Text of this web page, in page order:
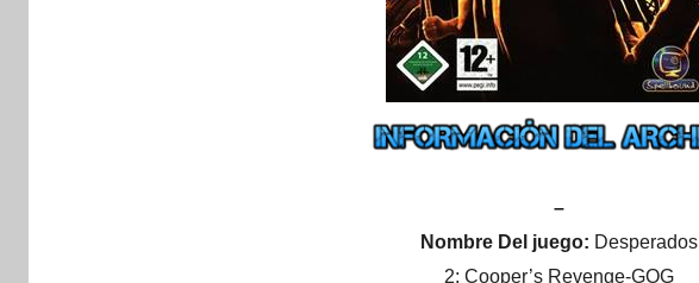
–
Nombre Del juego: Desperados
2: Cooper’s Revenge-GOG